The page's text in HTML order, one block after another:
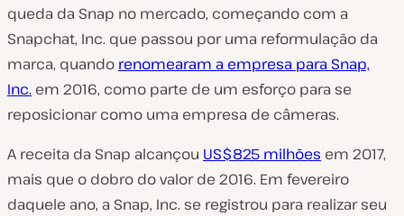
queda da Snap no mercado, começando com a
Snapchat, Inc. que passou por uma reformulação da
marca, quando renomearam a empresa para Snap,
Inc. em 2016, como parte de um esforço para se
reposicionar como uma empresa de câmeras.
A receita da Snap alcançou US$825 milhões em 2017,
mais que o dobro do valor de 2016. Em fevereiro
daquele ano, a Snap, Inc. se registrou para realizar seu